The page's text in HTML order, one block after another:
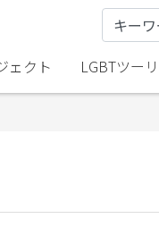
ェクト LGBTツー